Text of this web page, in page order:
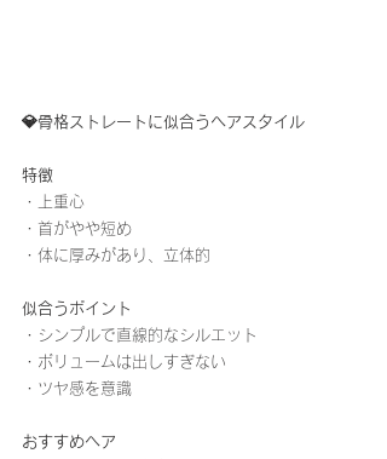
💎骨格ストレートに似合うヘアスタイル
特徴
・上重心
・首がやや短め
・体に厚みがあり、立体的
似合うポイント
・シンプルで直線的なシルエット
・ボリュームは出しすぎない
・ツヤ感を意識
おすすめヘア